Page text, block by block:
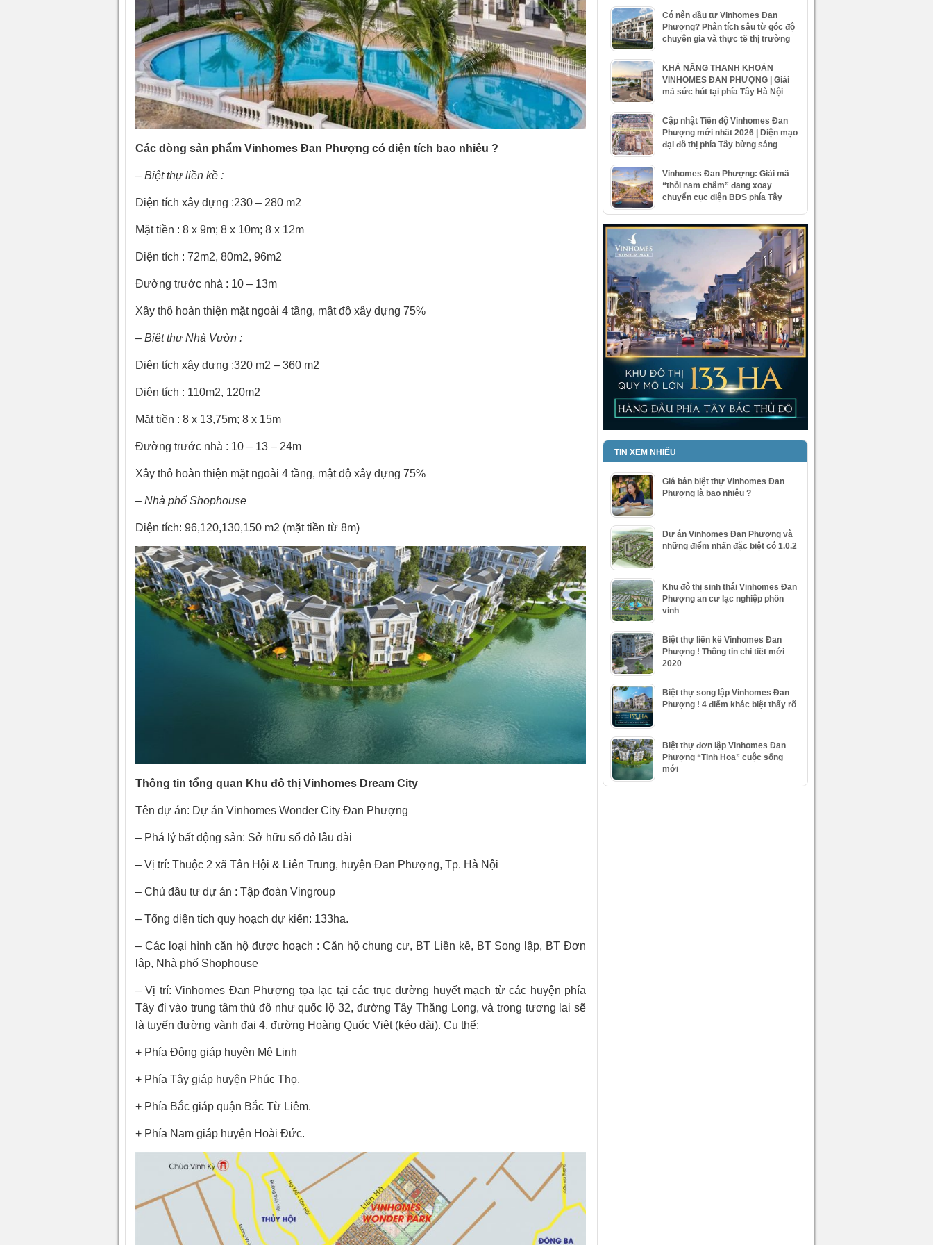
Các dòng sản phẩm Vinhomes Đan Phượng có diện tích bao nhiêu ?
– Biệt thự liền kề :
Diện tích xây dựng :230 – 280 m2
Mặt tiền : 8 x 9m; 8 x 10m; 8 x 12m
Diện tích : 72m2, 80m2, 96m2
Đường trước nhà : 10 – 13m
Xây thô hoàn thiện mặt ngoài 4 tầng, mật độ xây dựng 75%
– Biệt thự Nhà Vườn :
Diện tích xây dựng :320 m2 – 360 m2
Diện tích : 110m2, 120m2
Mặt tiền : 8 x 13,75m; 8 x 15m
Đường trước nhà : 10 – 13 – 24m
Xây thô hoàn thiện mặt ngoài 4 tầng, mật độ xây dựng 75%
– Nhà phố Shophouse
Diện tích: 96,120,130,150 m2 (mặt tiền từ 8m)
Thông tin tổng quan Khu đô thị Vinhomes Dream City
Tên dự án: Dự án Vinhomes Wonder City Đan Phượng
– Phá lý bất động sản: Sở hữu sổ đỏ lâu dài
– Vị trí: Thuộc 2 xã Tân Hội & Liên Trung, huyện Đan Phượng, Tp. Hà Nội
– Chủ đầu tư dự án : Tập đoàn Vingroup
– Tổng diện tích quy hoạch dự kiến: 133ha.
– Các loại hình căn hộ được hoạch : Căn hộ chung cư, BT Liền kề, BT Song lập, BT Đơn
lập, Nhà phố Shophouse
– Vị trí: Vinhomes Đan Phượng tọa lạc tại các trục đường huyết mạch từ các huyện phía
Tây đi vào trung tâm thủ đô như quốc lộ 32, đường Tây Thăng Long, và trong tương lai sẽ
là tuyến đường vành đai 4, đường Hoàng Quốc Việt (kéo dài). Cụ thể:
+ Phía Đông giáp huyện Mê Linh
+ Phía Tây giáp huyện Phúc Thọ.
+ Phía Bắc giáp quận Bắc Từ Liêm.
+ Phía Nam giáp huyện Hoài Đức.
Có nên đầu tư Vinhomes Đan
Phượng? Phân tích sâu từ góc độ
chuyên gia và thực tế thị trường
KHẢ NĂNG THANH KHOẢN
VINHOMES ĐAN PHƯỢNG | Giải
mã sức hút tại phía Tây Hà Nội
Cập nhật Tiến độ Vinhomes Đan
Phượng mới nhất 2026 | Diện mạo
đại đô thị phía Tây bừng sáng
Vinhomes Đan Phượng: Giải mã
“thỏi nam châm” đang xoay
chuyển cục diện BĐS phía Tây
TIN XEM NHIỀU
Giá bán biệt thự Vinhomes Đan
Phượng là bao nhiêu ?
Dự án Vinhomes Đan Phượng và
những điểm nhấn đặc biệt có 1.0.2
Khu đô thị sinh thái Vinhomes Đan
Phượng an cư lạc nghiệp phồn
vinh
Biệt thự liền kề Vinhomes Đan
Phượng ! Thông tin chi tiết mới
2020
Biệt thự song lập Vinhomes Đan
Phượng ! 4 điểm khác biệt thấy rõ
Biệt thự đơn lập Vinhomes Đan
Phượng “Tinh Hoa” cuộc sống
mới